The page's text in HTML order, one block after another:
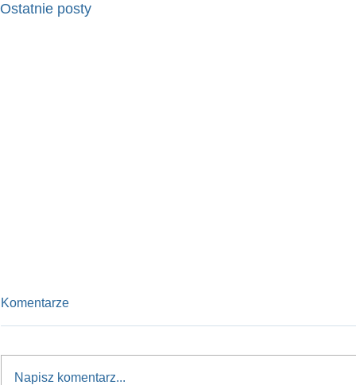
Ostatnie posty
Komentarze
Napisz komentarz...